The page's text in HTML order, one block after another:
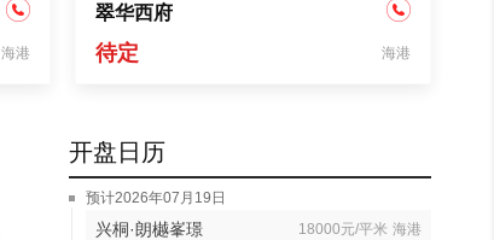
海港
翠华西府
待定 海港
开盘日历
预计2026年07月19日
兴桐·朗樾峯璟 18000元/平米 海港